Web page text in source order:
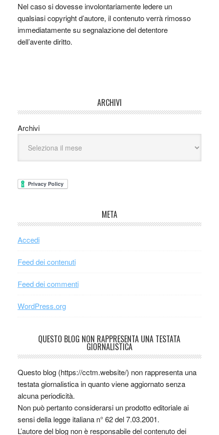
Nel caso si dovesse involontariamente ledere un
qualsiasi copyright d’autore, il contenuto verrà rimosso
immediatamente su segnalazione del detentore
dell’avente diritto.
ARCHIVI
Archivi
META
Accedi
Feed dei contenuti
Feed dei commenti
WordPress.org
QUESTO BLOG NON RAPPRESENTA UNA TESTATA
GIORNALISTICA
Questo blog (https://cctm.website/) non rappresenta una
testata giornalistica in quanto viene aggiornato senza
alcuna periodicità.
Non può pertanto considerarsi un prodotto editoriale ai
sensi della legge italiana n° 62 del 7.03.2001.
L’autore del blog non è responsabile del contenuto dei